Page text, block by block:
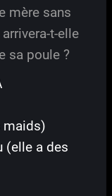
mère sans
t-elle
sa poule ?
maids)
(elle a des